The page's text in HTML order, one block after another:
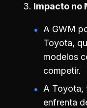
Impacto no
A GWM
Toyota,
modelos
competir.
A Toyota,
enfrenta